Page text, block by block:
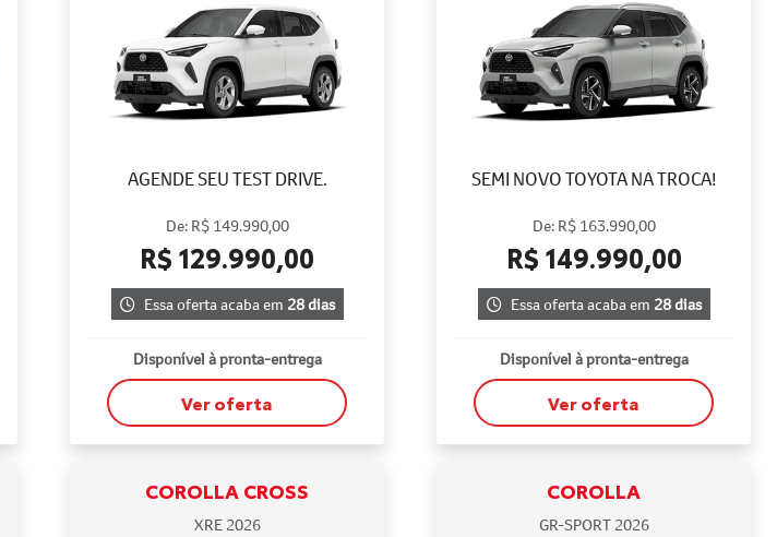
AGENDE SEU TEST DRIVE.
De: R$ 149.990,00
R$ 129.990,00
Essa oferta acaba em 28 dias
Disponível à pronta-entrega
Ver oferta
SEMI NOVO TOYOTA NA TROCA!
De: R$ 163.990,00
R$ 149.990,00
Essa oferta acaba em 28 dias
Disponível à pronta-entrega
Ver oferta
COROLLA CROSS
XRE 2026
COROLLA
GR-SPORT 2026